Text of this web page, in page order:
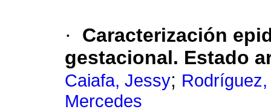
·
Caracterización
gestacional. Estado
Caiafa, Jessy;
Mercedes